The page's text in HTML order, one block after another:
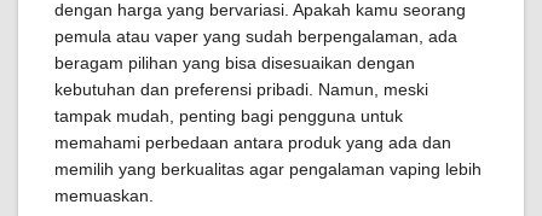
dengan harga yang bervariasi. Apakah kamu seorang
pemula atau vaper yang sudah berpengalaman, ada
beragam pilihan yang bisa disesuaikan dengan
kebutuhan dan preferensi pribadi. Namun, meski
tampak mudah, penting bagi pengguna untuk
memahami perbedaan antara produk yang ada dan
memilih yang berkualitas agar pengalaman vaping lebih
memuaskan.